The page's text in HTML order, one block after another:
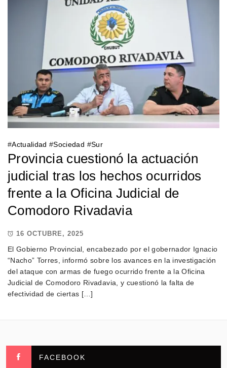
#Actualidad #Sociedad #Sur
Provincia cuestionó la actuación
judicial tras los hechos ocurridos
frente a la Oficina Judicial de
Comodoro Rivadavia
16 OCTUBRE, 2025
El Gobierno Provincial, encabezado por el gobernador Ignacio
“Nacho” Torres, informó sobre los avances en la investigación
del ataque con armas de fuego ocurrido frente a la Oficina
Judicial de Comodoro Rivadavia, y cuestionó la falta de
efectividad de ciertas […]
FACEBOOK